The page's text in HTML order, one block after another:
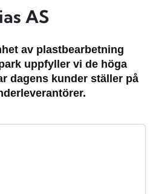
AS
av plastbearbetning
uppfyller vi de höga
dagens kunder ställer på